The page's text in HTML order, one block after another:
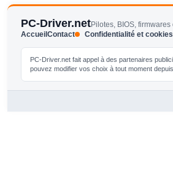
PC-Driver.netPilotes, BIOS,
AccueilContact Confidentialité et cookies
PC-Driver.net fait appel à des partenaires
pouvez modifier vos choix à tout moment